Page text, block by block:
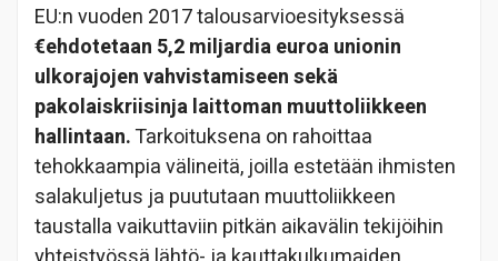
EU:n vuoden 2017 talousarvioesityksessä
€ehdotetaan 5,2 miljardia euroa unionin
ulkorajojen vahvistamiseen sekä
pakolaiskriisinja laittoman muuttoliikkeen
hallintaan.Tarkoituksena on rahoittaa
tehokkaampia välineitä, joilla estetään ihmisten
salakuljetus ja puututaan muuttoliikkeen
taustalla vaikuttaviin pitkän aikavälin tekijöihin